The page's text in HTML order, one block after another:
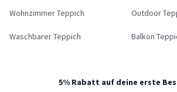
Wohnzimmer Teppich Outdoor
Waschbarer Teppich Balkon
5% Rabatt auf deine erste